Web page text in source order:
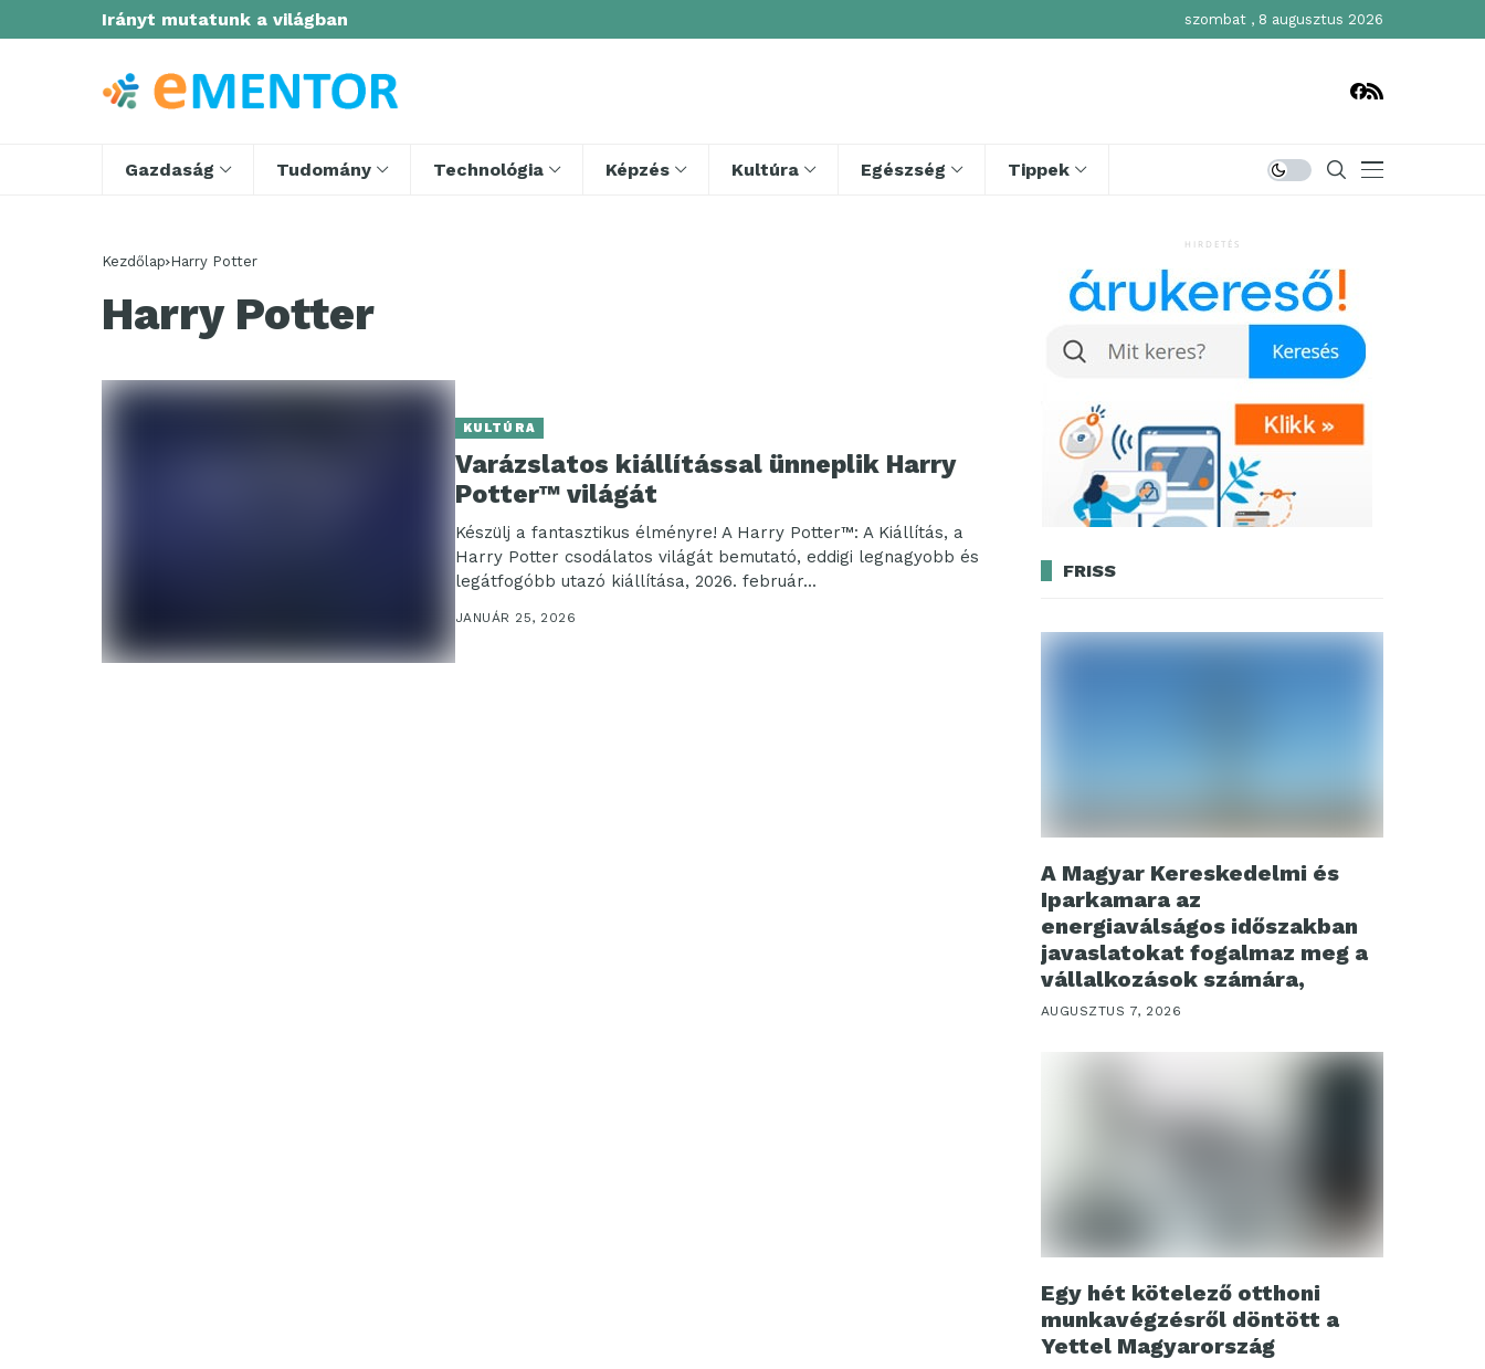
Irányt mutatunk a világban szombat , 8 augusztus 2026
Gazdaság Tudomány Technológia Képzés Kultúra Egészség Tippek
Kezdőlap Harry Potter
Harry Potter
KULTÚRA
Varázslatos kiállítással ünneplik Harry
Potter™ világát
Készülj a fantasztikus élményre! A Harry Potter™: A Kiállítás, a
Harry Potter csodálatos világát bemutató, eddigi legnagyobb és
legátfogóbb utazó kiállítása, 2026. február...
JANUÁR 25, 2026
HIRDETÉS
FRISS
A Magyar Kereskedelmi és
Iparkamara az
energiaválságos időszakban
javaslatokat fogalmaz meg a
vállalkozások számára,
AUGUSZTUS 7, 2026
Egy hét kötelező otthoni
munkavégzésről döntött a
Yettel Magyarország